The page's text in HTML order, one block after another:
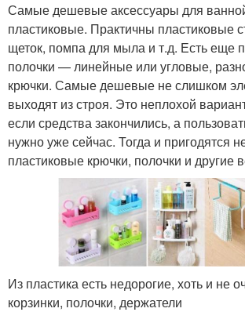
Самые дешевые аксессуары для
пластиковые. Практичны пластиковые
щеток, помпа для мыла и т.д. Есть еще
полочки — линейные или угловые,
крючки. Самые дешевые не слишком
выходят из строя. Это неплохой
если средства закончились, а
нужно уже сейчас. Тогда и пригодятся
пластиковые крючки, полочки и другие
Из пластика есть недорогие, хоть и не
корзинки, полочки, держатели